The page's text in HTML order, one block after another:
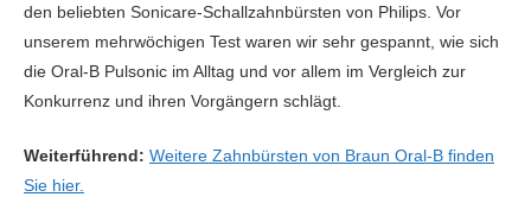
den beliebten Sonicare-Schallzahnbürsten von Philips. Vor
unserem mehrwöchigen Test waren wir sehr gespannt, wie sich
die Oral-B Pulsonic im Alltag und vor allem im Vergleich zur
Konkurrenz und ihren Vorgängern schlägt.
Weiterführend: Weitere Zahnbürsten von Braun Oral-B finden
Sie hier.